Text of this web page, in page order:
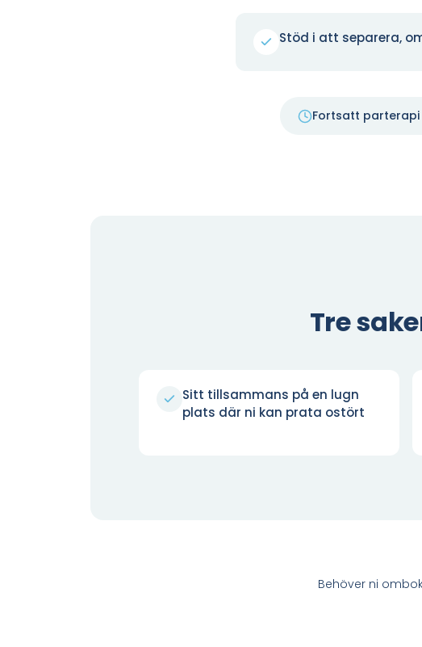
Stöd i att separera,
Fortsatt parterapi
Tre
Sitt tillsammans på en lugn
plats där ni kan prata ostört
Behöver ni